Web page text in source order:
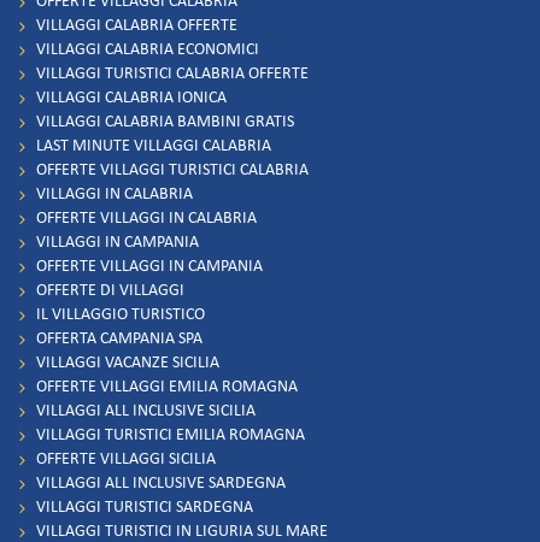
VILLAGGI CALABRIA OFFERTE
VILLAGGI CALABRIA ECONOMICI
VILLAGGI TURISTICI CALABRIA OFFERTE
VILLAGGI CALABRIA IONICA
VILLAGGI CALABRIA BAMBINI GRATIS
LAST MINUTE VILLAGGI CALABRIA
OFFERTE VILLAGGI TURISTICI CALABRIA
VILLAGGI IN CALABRIA
OFFERTE VILLAGGI IN CALABRIA
VILLAGGI IN CAMPANIA
OFFERTE VILLAGGI IN CAMPANIA
OFFERTE DI VILLAGGI
IL VILLAGGIO TURISTICO
OFFERTA CAMPANIA SPA
VILLAGGI VACANZE SICILIA
OFFERTE VILLAGGI EMILIA ROMAGNA
VILLAGGI ALL INCLUSIVE SICILIA
VILLAGGI TURISTICI EMILIA ROMAGNA
OFFERTE VILLAGGI SICILIA
VILLAGGI ALL INCLUSIVE SARDEGNA
VILLAGGI TURISTICI SARDEGNA
VILLAGGI TURISTICI IN LIGURIA SUL MARE